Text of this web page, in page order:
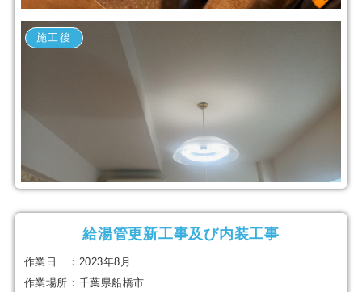
施工後
給湯管更新工事及び内装工事
作業日 ：2023年8月
作業場所：千葉県船橋市